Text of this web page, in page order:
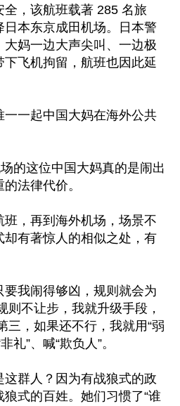
，该航班载著 285 名旅
本东京成田机场。日本警
妈一边大声尖叫、一边极
飞机拘留，航班也因此延
一起中国大妈在海外公共
的这位中国大妈真的是闹出
法律代价。
，再到海外机场，场景不
却有著惊人的相似之处，有
我闹得够凶，规则就会为
则不让步，我就升级手段，
三，如果还不行，我就用“弱
礼”、喊“欺负人”。
群人？因为有战狼式的政
式的百姓。她们习惯了“谁